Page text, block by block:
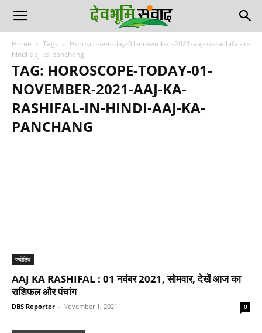
Home Tags
Horoscope-today-01-november-2021-aaj-ka-rashifal-in-
hindi-aaj-ka-panchang
TAG: HOROSCOPE-TODAY-01-
NOVEMBER-2021-AAJ-KA-
RASHIFAL-IN-HINDI-AAJ-KA-
PANCHANG
ज्योतिष
AAJ KA RASHIFAL : 01 नवंबर 2021, सोमवार, देखें आज का
राशिफल और पंचांग
DBS Reporter - November 1, 2021 0